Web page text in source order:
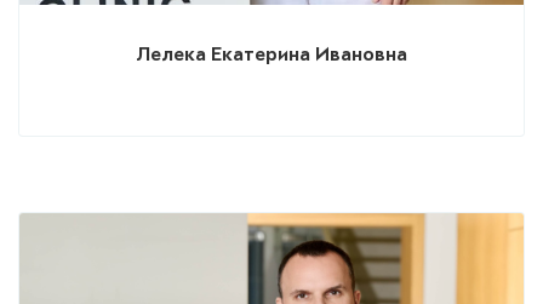
Лелека Екатерина Ивановна